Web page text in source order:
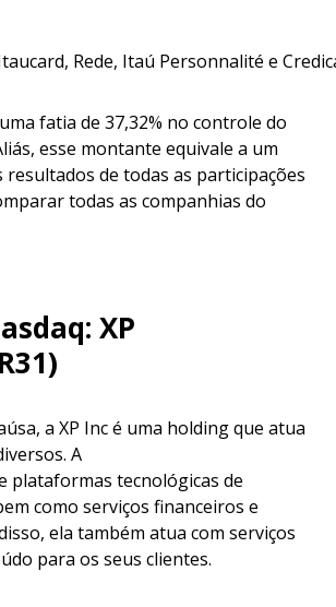
Rede, Itaú Personnalité e
fatia de 37,32% no controle do
esse montante equivale a um
resultados de todas as participações
todas as companhias do
XP
a XP Inc é uma holding que atua
A
plataformas tecnológicas de
como serviços financeiros e
ela também atua com serviços
para os seus clientes.